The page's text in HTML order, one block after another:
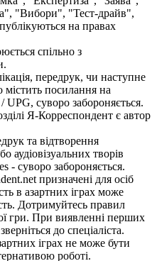
"Вибори", "Тест-драйв",
на правах
спільно з
передрук, чи наступне
посилання на
UPG, суворо забороняється.
Я-Корреспондент є автор
та відтворення
аудіовізуальних творів
- суворо забороняється.
призначені для осіб
в азартних іграх може
Дотримуйтесь правил
гри. При виявленні перших
до спеціаліста.
іграх не може бути
роботі.